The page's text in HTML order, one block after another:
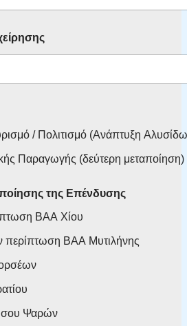
Σύνδεση με τον Τουρισμό / Πολιτισμό
Παραγωγής (δεύτερη μεταποίηση)
της Επένδυσης
ΒΑΑ Χίου
περίπτωση ΒΑΑ Μυτιλήνης
Ψαρών